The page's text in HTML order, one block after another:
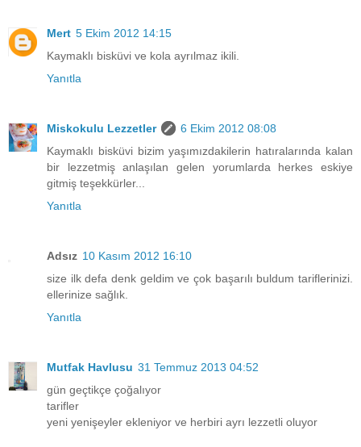
Mert 5 Ekim 2012 14:15
Kaymaklı bisküvi ve kola ayrılmaz ikili.
Yanıtla
Miskokulu Lezzetler
6 Ekim 2012 08:08
Kaymaklı bisküvi bizim yaşımızdakilerin hatıralarında kalan
bir lezzetmiş anlaşılan gelen yorumlarda herkes eskiye
gitmiş teşekkürler...
Yanıtla
Adsız 10 Kasım 2012 16:10
size ilk defa denk geldim ve çok başarılı buldum tariflerinizi.
ellerinize sağlık.
Yanıtla
Mutfak Havlusu 31 Temmuz 2013 04:52
gün geçtikçe çoğalıyor
tarifler
yeni yenişeyler ekleniyor ve herbiri ayrı lezzetli oluyor